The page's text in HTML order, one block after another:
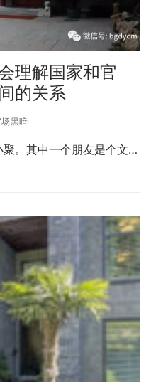
理解国家和官
的关系
场黑暗
。其中一个朋友是个文…